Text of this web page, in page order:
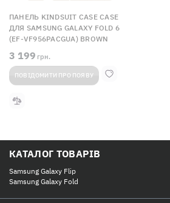
ПАНЕЛЬ KINDSUIT CASE CASE
ДЛЯ SAMSUNG GALAXY FOLD 6
(EF-VF956PACGUA) BROWN
3 199 грн.
ПОВІДОМИТИ ПРО ПОЯВУ
КАТАЛОГ ТОВАРІВ
Samsung Galaxy Flip
Samsung Galaxy Fold